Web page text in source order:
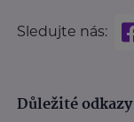
Sledujte nás:
Důležité odkazy